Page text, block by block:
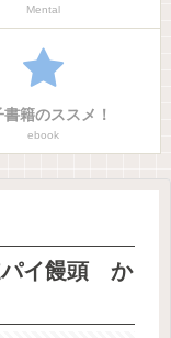
Mental
書籍のススメ！
ebook
パイ饅頭 か